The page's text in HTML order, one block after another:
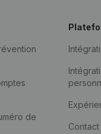
de
Contact